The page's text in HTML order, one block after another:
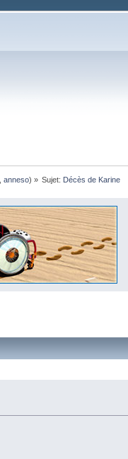
anneso) » Sujet: Décès de Karine